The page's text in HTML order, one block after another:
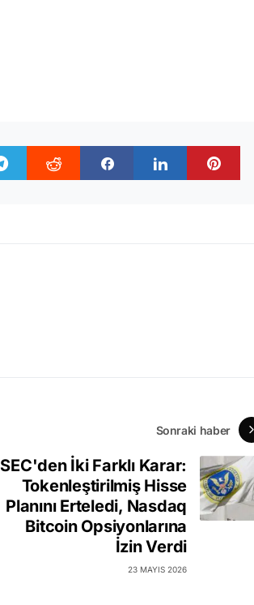
Sonraki haber
SEC'den İki Farklı Karar:
Tokenleştirilmiş Hisse
Planını Erteledi, Nasdaq
Bitcoin Opsiyonlarına
İzin Verdi
23 MAYIS 2026